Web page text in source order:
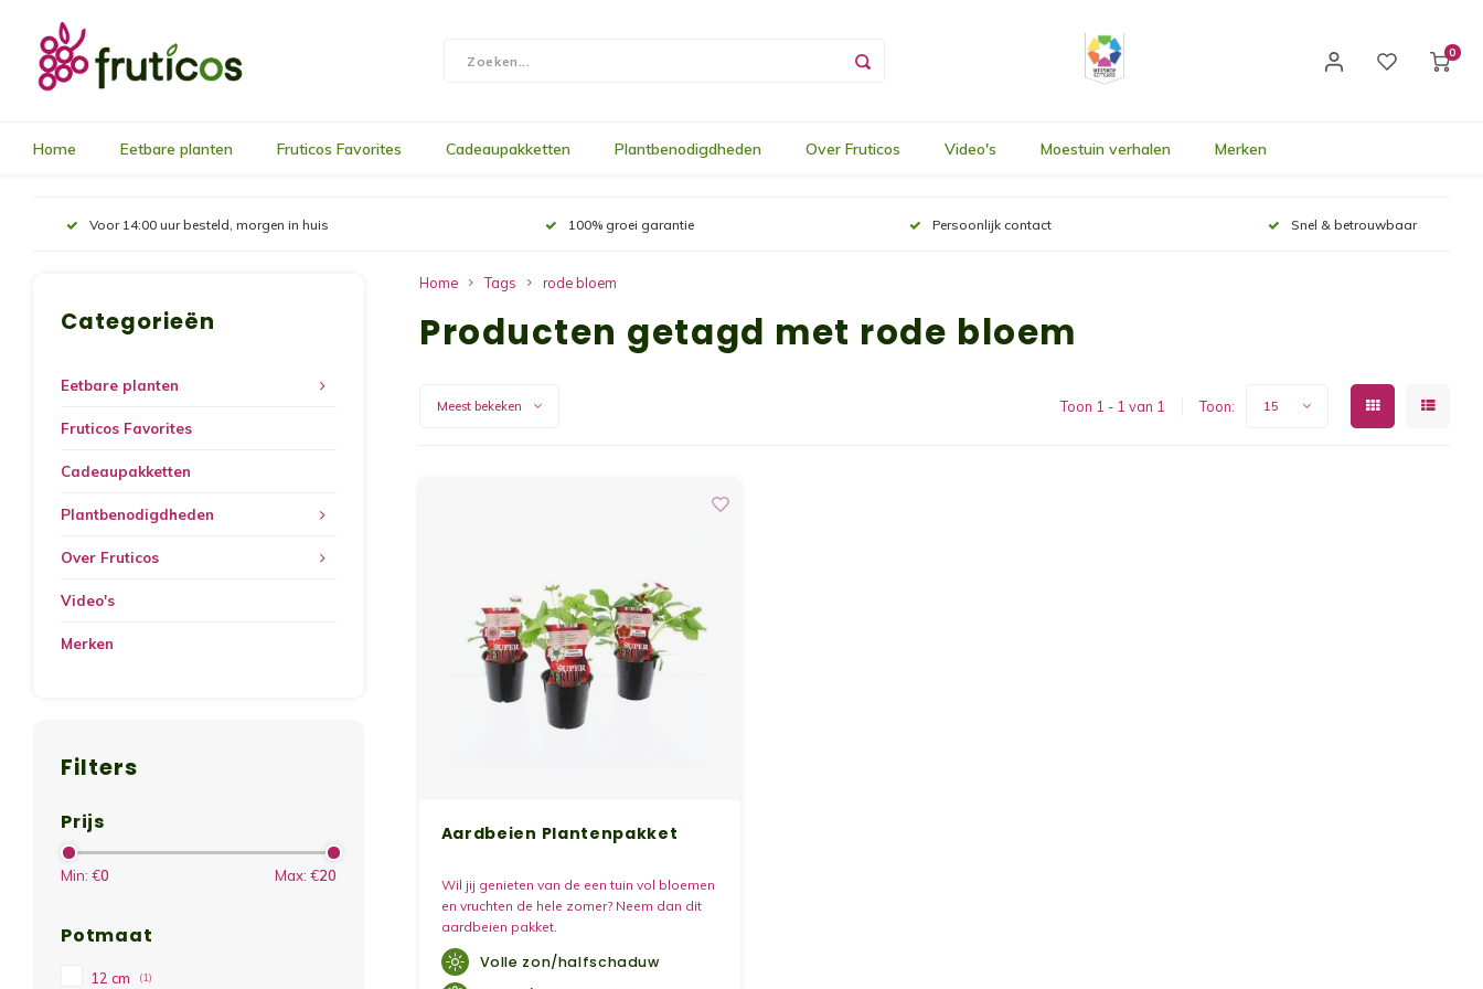
0
Home Eetbare planten Fruticos Favorites Cadeaupakketten Plantbenodigdheden Over Fruticos Video's Moestuin verhalen Merken
Voor 14:00 uur besteld, morgen in huis 100% groei garantie Persoonlijk contact Snel & betrouwbaar
Categorieën
Eetbare planten
Fruticos Favorites
Cadeaupakketten
Plantbenodigdheden
Over Fruticos
Video's
Merken
Filters
Prijs
Min: €0 Max: €20
Potmaat
12 cm (1)
Home Tags rode bloem
Producten getagd met rode bloem
Meest bekeken Toon 1 - 1 van 1 Toon: 15
Aardbeien Plantenpakket
Wil jij genieten van de een tuin vol bloemen
en vruchten de hele zomer? Neem dan dit
aardbeien pakket.
Volle zon/halfschaduw